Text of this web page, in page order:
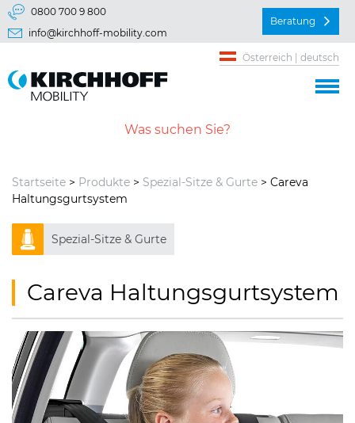
Springe direkt zu:
Hauptmenü
0800 700 9 800
info@kirchhoff-mobility.com
Beratung
Österreich | deutsch
Startseite > Produkte > Spezial-Sitze & Gurte > Careva
Haltungsgurt­system
Spezial-Sitze & Gurte
Careva Haltungsgurtsystem